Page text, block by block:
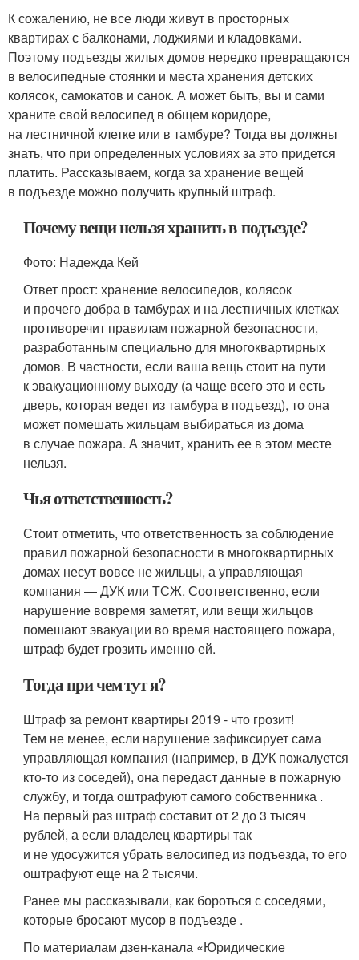
К сожалению, не все люди живут в просторных
квартирах с балконами, лоджиями и кладовками.
Поэтому подъезды жилых домов нередко превращаются
в велосипедные стоянки и места хранения детских
колясок, самокатов и санок. А может быть, вы и сами
храните свой велосипед в общем коридоре,
на лестничной клетке или в тамбуре? Тогда вы должны
знать, что при определенных условиях за это придется
платить. Рассказываем, когда за хранение вещей
в подъезде можно получить крупный штраф.
Почему вещи нельзя хранить в подъезде?
Фото: Надежда Кей
Ответ прост: хранение велосипедов, колясок
и прочего добра в тамбурах и на лестничных клетках
противоречит правилам пожарной безопасности,
разработанным специально для многоквартирных
домов. В частности, если ваша вещь стоит на пути
к эвакуационному выходу (а чаще всего это и есть
дверь, которая ведет из тамбура в подъезд), то она
может помешать жильцам выбираться из дома
в случае пожара. А значит, хранить ее в этом месте
нельзя.
Чья ответственность?
Стоит отметить, что ответственность за соблюдение
правил пожарной безопасности в многоквартирных
домах несут вовсе не жильцы, а управляющая
компания — ДУК или ТСЖ. Соответственно, если
нарушение вовремя заметят, или вещи жильцов
помешают эвакуации во время настоящего пожара,
штраф будет грозить именно ей.
Тогда при чем тут я?
Штраф за ремонт квартиры 2019 - что грозит!
Тем не менее, если нарушение зафиксирует сама
управляющая компания (например, в ДУК пожалуется
кто-то из соседей), она передаст данные в пожарную
службу, и тогда оштрафуют самого собственника .
На первый раз штраф составит от 2 до 3 тысяч
рублей, а если владелец квартиры так
и не удосужится убрать велосипед из подъезда, то его
оштрафуют еще на 2 тысячи.
Ранее мы рассказывали, как бороться с соседями,
которые бросают мусор в подъезде .
По материалам дзен-канала «Юридические